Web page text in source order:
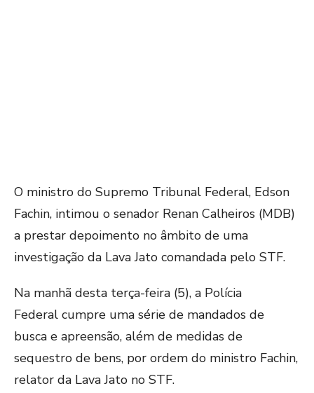
O ministro do Supremo Tribunal Federal, Edson
Fachin, intimou o senador Renan Calheiros (MDB)
a prestar depoimento no âmbito de uma
investigação da Lava Jato comandada pelo STF.
Na manhã desta terça-feira (5), a Polícia
Federal cumpre uma série de mandados de
busca e apreensão, além de medidas de
sequestro de bens, por ordem do ministro Fachin,
relator da Lava Jato no STF.